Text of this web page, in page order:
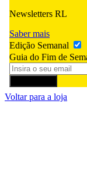
Newsletters RL
Saber mais
Edição Semanal
Guia do Fim de
Voltar para a loja